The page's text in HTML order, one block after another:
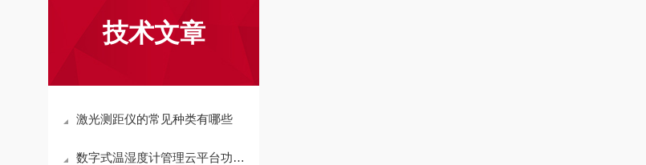
技术文章
激光测距仪的常见种类有哪些
数字式温湿度计管理云平台功能和应用